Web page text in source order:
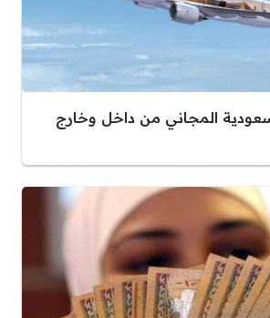
المجاني من داخل وخارج